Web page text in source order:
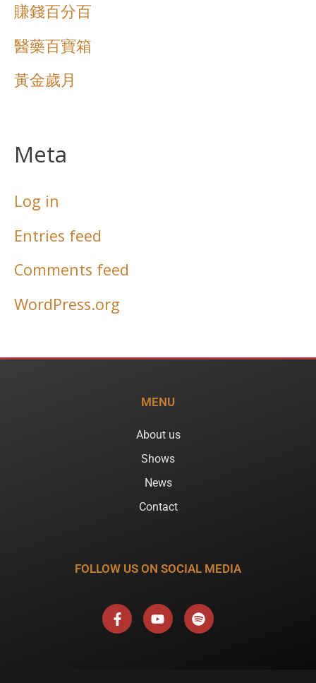
賺錢百分百
醫藥百寶箱
黃金歲月
Meta
Log in
Entries feed
Comments feed
WordPress.org
MENU
About us
Shows
News
Contact
FOLLOW US ON SOCIAL MEDIA
a
c
e
o
u
t
p
o
t